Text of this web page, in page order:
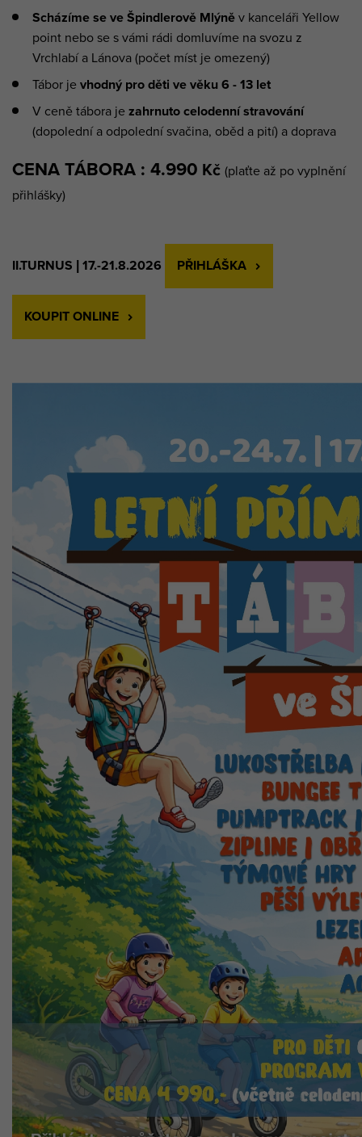
Scházíme se ve Špindlerově Mlýně v kanceláři Yellow
point nebo se s vámi rádi domluvíme na svozu z
Vrchlabí a Lánova (počet míst je omezený)
Tábor je vhodný pro děti ve věku 6 - 13 let
V ceně tábora je zahrnuto celodenní stravování
(dopolední a odpolední svačina, oběd a pití) a doprava
CENA TÁBORA : 4.990 Kč (plaťte až po vyplnění
přihlášky)
II.TURNUS | 17.-21.8.2026 PŘIHLÁŠKA
KOUPIT ONLINE